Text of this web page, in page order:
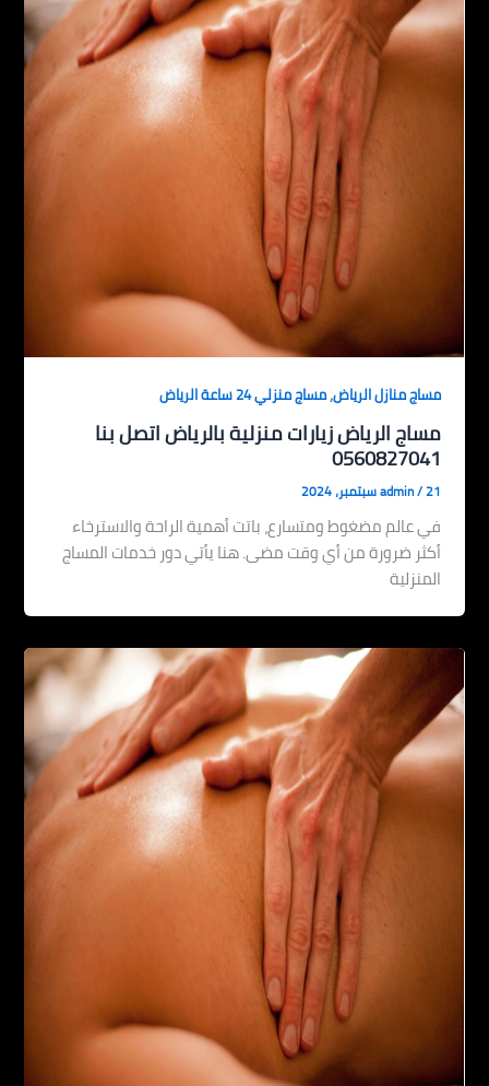
مساج منازل الرياض,مساج منزلي 24 ساعة الرياض
مساج الرياض زيارات منزلية بالرياض اتصل بنا
0560827041
admin/21 سبتمبر، 2024
في عالم مضغوط ومتسارع، باتت أهمية الراحة والاسترخاء
أكثر ضرورة من أي وقت مضى. هنا يأتي دور خدمات المساج
المنزلية